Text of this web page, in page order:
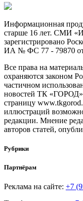
Информационная
старше 16 лет. СМИ
зарегистрировано
ИА № ФС 77 - 79870 от
Все права на
охраняются законом
частичном
новостей ТК «ГОРОД»
страницу
иллюстраций
редакции. Мнение
авторов статей,
Рубрики
Партнёрам
Реклама на сайте: +7